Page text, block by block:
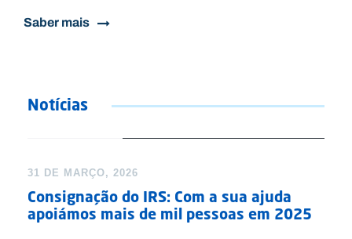
Saber mais
Notícias
31 DE MARÇO, 2026
Consignação do IRS: Com a sua ajuda
apoiámos mais de mil pessoas em 2025